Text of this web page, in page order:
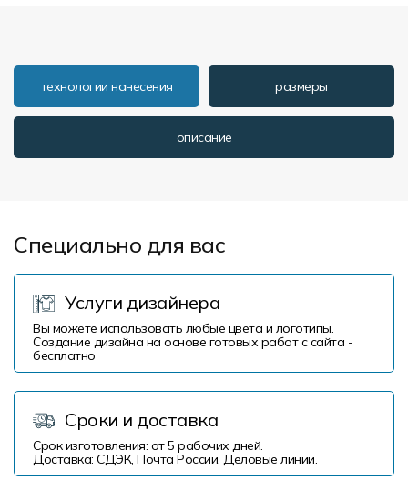
технологии нанесения размеры
описание
Специально для вас
Услуги дизайнера
Вы можете использовать любые цвета и логотипы.
Создание дизайна на основе готовых работ с сайта -
бесплатно
Сроки и доставка
Срок изготовления: от 5 рабочих дней.
Доставка: СДЭК, Почта России, Деловые линии.